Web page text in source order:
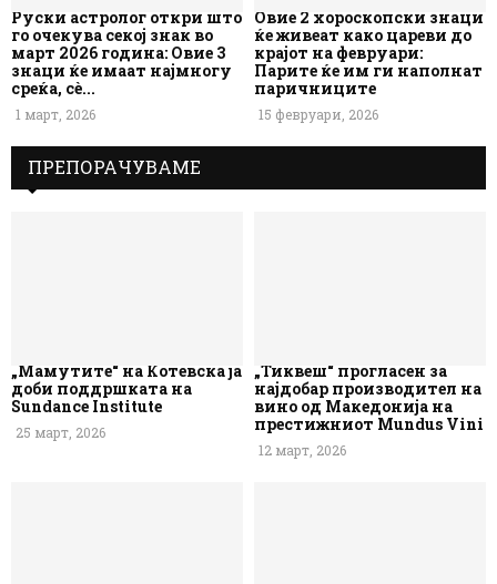
Руски астролог откри што
го очекува секој знак во
март 2026 година: Овие 3
знаци ќе имаат најмногу
среќа, сè...
1 март, 2026
Овие 2 хороскопски знаци
ќе живеат како цареви до
крајот на февруари:
Парите ќе им ги наполнат
паричниците
15 февруари, 2026
ПРЕПОРАЧУВАМЕ
„Мамутите“ на Котевска ја
доби поддршката на
Sundance Institute
25 март, 2026
„Тиквеш“ прогласен за
најдобар производител на
вино од Македонија на
престижниот Mundus Vini
12 март, 2026